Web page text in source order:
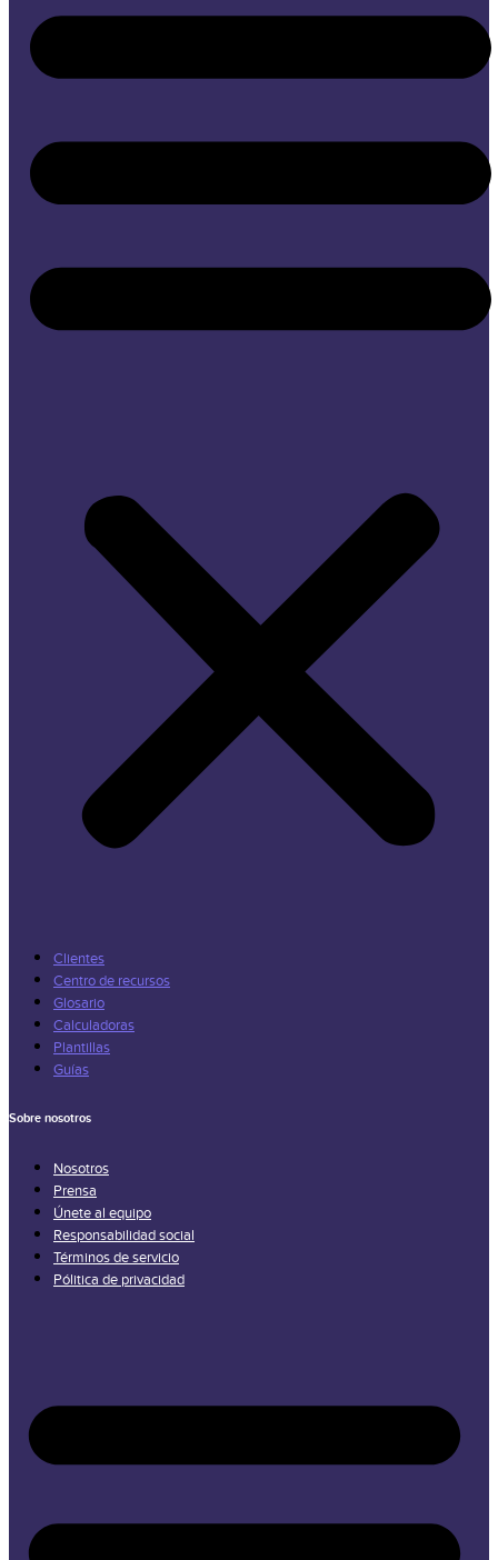
Clientes
Centro de recursos
Glosario
Calculadoras
Plantillas
Guías
Sobre nosotros
Nosotros
Prensa
Únete al equipo
Responsabilidad social
Términos de servicio
Pólitica de privacidad